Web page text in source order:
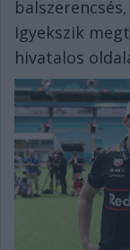
Igyekszik
hivatalos